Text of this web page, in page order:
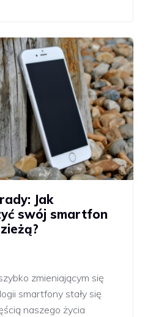
Jak
swój smartfon
zmieniającym się
smartfony stały się
naszego życia